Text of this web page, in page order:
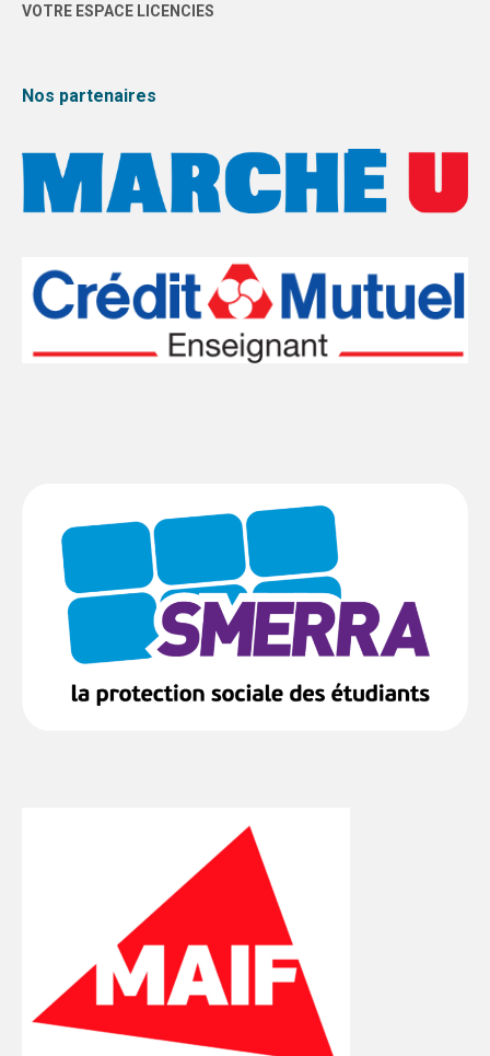
VOTRE ESPACE LICENCIES
Nos partenaires